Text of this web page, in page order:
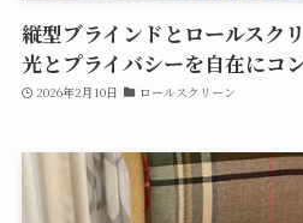
縦型ブラインドとロールスク
光とプライバシーを自在にコ
2026年2月10日 ロールスクリーン